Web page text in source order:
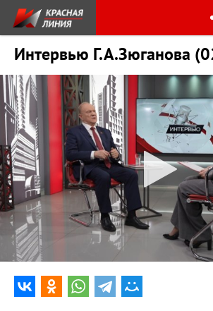
Интервью Г.А.Зюганова
0:00